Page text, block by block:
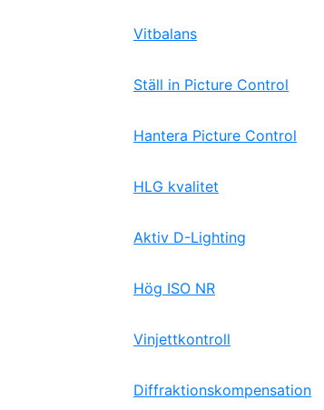
Vitbalans
Ställ in Picture Control
Hantera Picture Control
HLG kvalitet
Aktiv D-Lighting
Hög ISO NR
Vinjettkontroll
Diffraktionskompensation